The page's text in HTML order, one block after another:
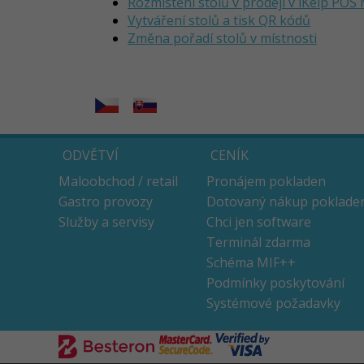
Vytváření stolů a tisk QR kódů
Změna pořadí stolů v místnosti
ODVĚTVÍ
Maloobchod / retail
Gastro provozy
Služby a servisy
CENÍK
Pronájem pokladen
Dotovaný nákup
Chci jen software
Terminál zdarma
Schéma MIF++
Podmínky poskytování
Systémové požadavky